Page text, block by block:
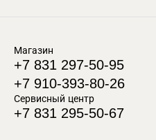
Магазин
+7 831 297-50-95
+7 910-393-80-26
Сервисный центр
+7 831 295-50-67